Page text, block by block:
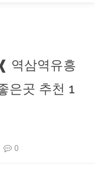
역삼역유흥
은곳 추천 1
0